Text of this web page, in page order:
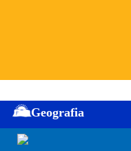
Geografia